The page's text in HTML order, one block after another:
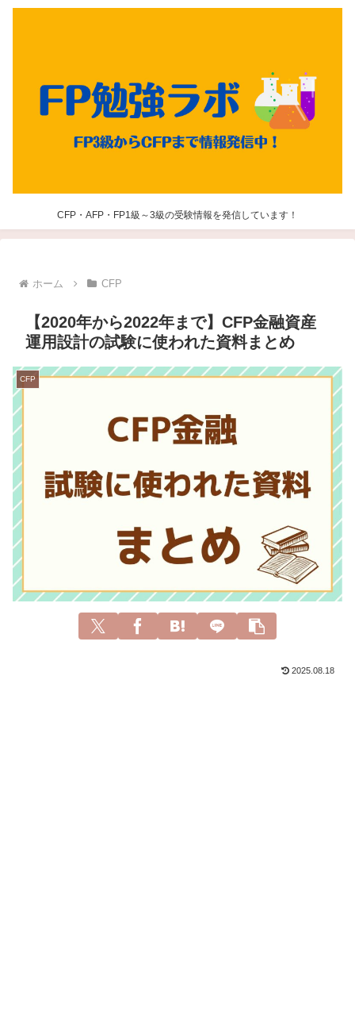
CFP・AFP・FP1級～3級の受験情報を発信しています！
ホーム CFP
【2020年から2022年まで】CFP金融資産
運用設計の試験に使われた資料まとめ
CFP
2025.08.18